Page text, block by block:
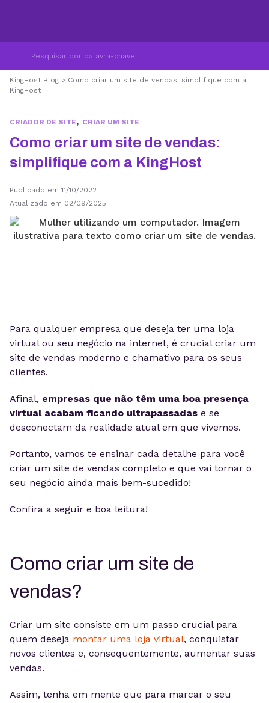
KingHost Blog > Como criar um site de vendas: simplifique com a
KingHost
CRIADOR DE SITE, CRIAR UM SITE
Como criar um site de vendas:
simplifique com a KingHost
Publicado em 11/10/2022
Atualizado em 02/09/2025
Para qualquer empresa que deseja ter uma loja
virtual ou seu negócio na internet, é crucial criar um
site de vendas moderno e chamativo para os seus
clientes.
Afinal, empresas que não têm uma boa presença
virtual acabam ficando ultrapassadas e se
desconectam da realidade atual em que vivemos.
Portanto, vamos te ensinar cada detalhe para você
criar um site de vendas completo e que vai tornar o
seu negócio ainda mais bem-sucedido!
Confira a seguir e boa leitura!
Como criar um site de
vendas?
Criar um site consiste em um passo crucial para
quem deseja montar uma loja virtual, conquistar
novos clientes e, consequentemente, aumentar suas
vendas.
Assim, tenha em mente que para marcar o seu